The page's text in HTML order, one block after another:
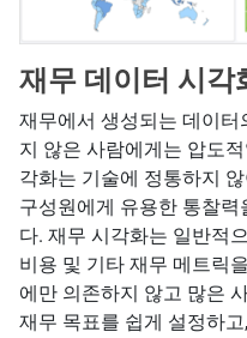
재무 데이터 시각
재무에서 생성되는 데이
지 않은 사람에게는 압도
각화는 기술에 정통하지
구성원에게 유용한 통찰력
다. 재무 시각화는 일반적
비용 및 기타 재무 메트릭
에만 의존하지 않고 많은
재무 목표를 쉽게 설정하